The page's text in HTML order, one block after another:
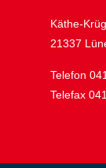
Käthe-
21337
Telefon
Telefax